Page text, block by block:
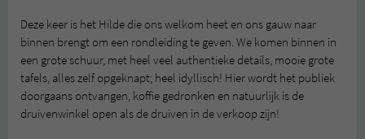
Deze keer is het Hilde die ons welkom heet en ons gauw naar
binnen brengt om een rondleiding te geven. We komen binnen in
een grote schuur, met heel veel authentieke details, mooie grote
tafels, alles zelf opgeknapt; heel idyllisch! Hier wordt het publiek
doorgaans ontvangen, koffie gedronken en natuurlijk is de
druivenwinkel open als de druiven in de verkoop zijn!